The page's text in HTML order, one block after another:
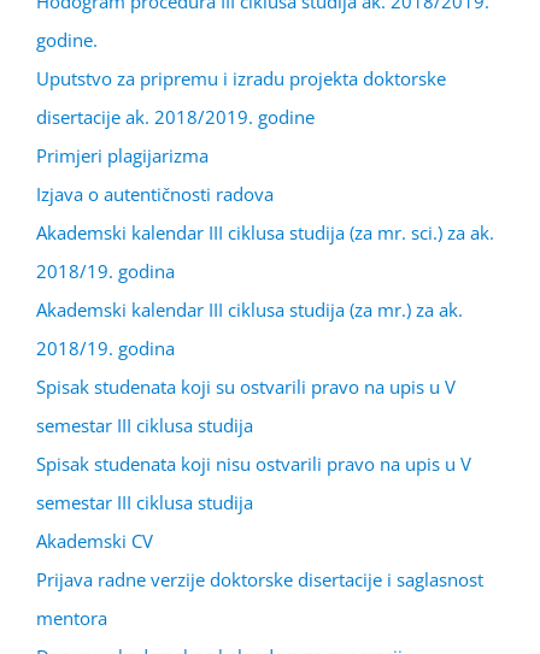
godine.
Uputstvo za pripremu i izradu projekta doktorske
disertacije ak. 2018/2019. godine
Primjeri plagijarizma
Izjava o autentičnosti radova
Akademski kalendar III ciklusa studija (za mr. sci.) za ak.
2018/19. godina
Akademski kalendar III ciklusa studija (za mr.) za ak.
2018/19. godina
Spisak studenata koji su ostvarili pravo na upis u V
semestar III ciklusa studija
Spisak studenata koji nisu ostvarili pravo na upis u V
semestar III ciklusa studija
Akademski CV
Prijava radne verzije doktorske disertacije i saglasnost
mentora